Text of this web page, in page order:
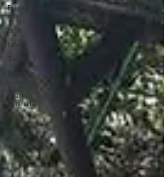
Estilo de
vida
Israel
bano
Guatemala
Financiero
Continental